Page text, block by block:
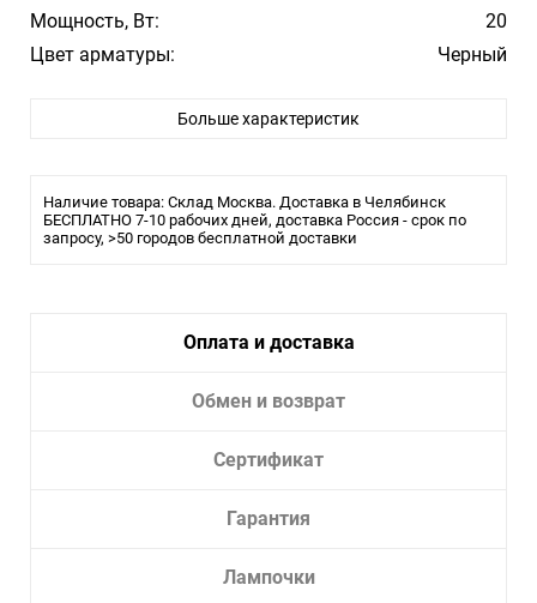
Мощность, Вт:
20
Цвет арматуры:
Черный
Материал плафона/абажура:
Размер врезного отверстия, см:
Больше характеристик
Наличие товара: Склад Москва. Доставка в Челябинск
БЕСПЛАТНО 7-10 рабочих дней, доставка Россия - срок по
запросу, >50 городов бесплатной доставки
Оплата и доставка
Обмен и возврат
Сертификат
Гарантия
Лампочки